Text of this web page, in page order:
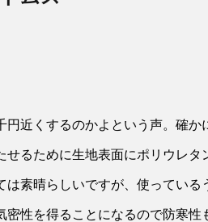
近くするのかよという声。確
るために生地表面にポリウレ
素晴らしいですが、使ってい
性を得ることになるので防寒